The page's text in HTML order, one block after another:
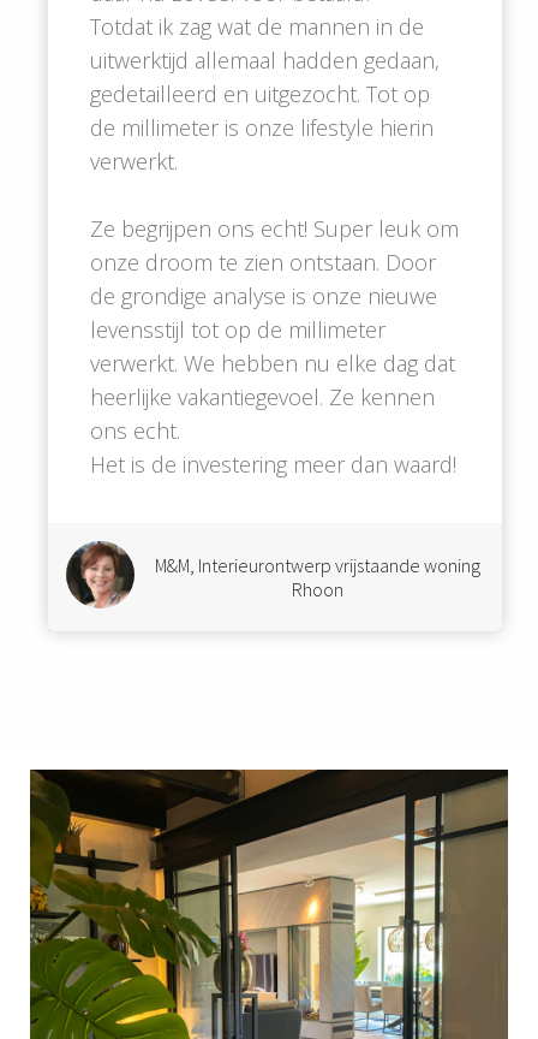
Totdat ik zag wat de mannen in de
uitwerktijd allemaal hadden gedaan,
gedetailleerd en uitgezocht. Tot op
de millimeter is onze lifestyle hierin
verwerkt.
Ze begrijpen ons echt! Super leuk om
onze droom te zien ontstaan. Door
de grondige analyse is onze nieuwe
levensstijl tot op de millimeter
verwerkt. We hebben nu elke dag dat
heerlijke vakantiegevoel. Ze kennen
ons echt.
Het is de investering meer dan waard!
M&M, Interieurontwerp vrijstaande woning
Rhoon